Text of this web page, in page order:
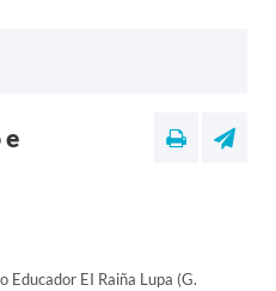
e
Educador EI Raiña Lupa (G.